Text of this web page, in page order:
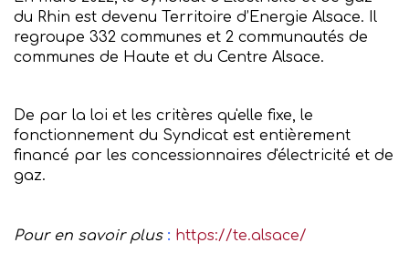
du Rhin est devenu Territoire d’Energie Alsace. Il
regroupe 332 communes et 2 communautés de
communes de Haute et du Centre Alsace.
De par la loi et les critères qu'elle fixe, le
fonctionnement du Syndicat est entièrement
financé par les concessionnaires d'électricité et de
gaz.
Pour en savoir plus: https://te.alsace/